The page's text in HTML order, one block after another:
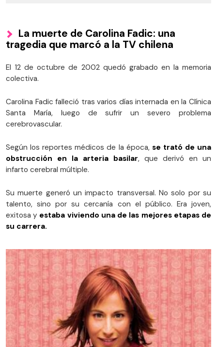
La muerte de Carolina Fadic: una
tragedia que marcó a la TV chilena
El 12 de octubre de 2002 quedó grabado en la memoria
colectiva.
Carolina Fadic falleció tras varios días internada en la Clínica
Santa María, luego de sufrir un severo problema
cerebrovascular.
Según los reportes médicos de la época, se trató de una
obstrucción en la arteria basilar, que derivó en un
infarto cerebral múltiple.
Su muerte generó un impacto transversal. No solo por su
talento, sino por su cercanía con el público. Era joven,
exitosa y estaba viviendo una de las mejores etapas de
su carrera.